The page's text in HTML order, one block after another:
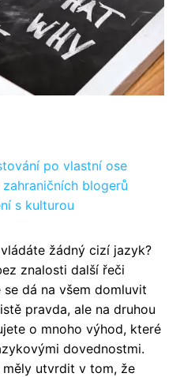
po vlastní ose
blogerů
s kulturou
žádný cizí jazyk?
znalosti další řeči
dá na všem domluvit
pravda, ale na druhou
o mnoho výhod, které
dovednostmi.
utvrdit v tom, že